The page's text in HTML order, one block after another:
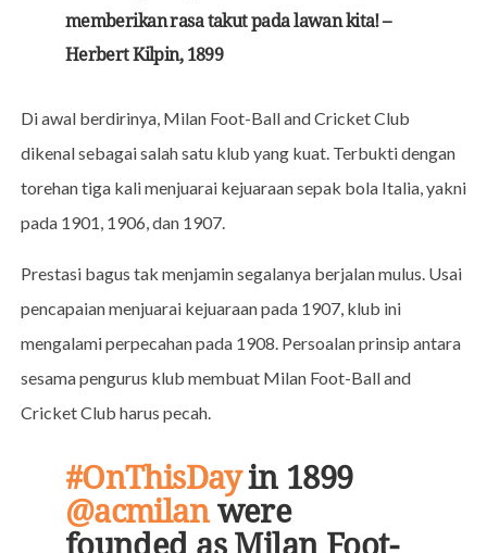
memberikan rasa takut pada lawan kita! –
Herbert Kilpin, 1899
Di awal berdirinya, Milan Foot-Ball and Cricket Club
dikenal sebagai salah satu klub yang kuat. Terbukti dengan
torehan tiga kali menjuarai kejuaraan sepak bola Italia, yakni
pada 1901, 1906, dan 1907.
Prestasi bagus tak menjamin segalanya berjalan mulus. Usai
pencapaian menjuarai kejuaraan pada 1907, klub ini
mengalami perpecahan pada 1908. Persoalan prinsip antara
sesama pengurus klub membuat Milan Foot-Ball and
Cricket Club harus pecah.
#OnThisDayin 1899
@acmilanwere